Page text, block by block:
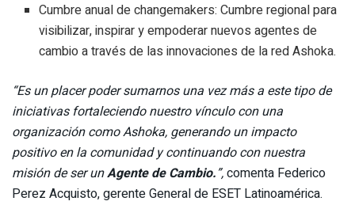
Cumbre anual de changemakers: Cumbre regional para
visibilizar, inspirar y empoderar nuevos agentes de
cambio a través de las innovaciones de la red Ashoka.
“Es un placer poder sumarnos una vez más a este tipo de
iniciativas fortaleciendo nuestro vínculo con una
organización como Ashoka, generando un impacto
positivo en la comunidad y continuando con nuestra
misión de ser unAgente de Cambio.”,comenta Federico
Perez Acquisto, gerente General de ESET Latinoamérica.